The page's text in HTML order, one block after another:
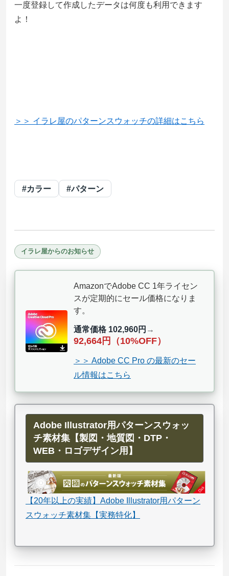
一度登録して作成したデータは何度も利用できます
よ！
＞＞ イラレ屋のパターンスウォッチの詳細はこちら
#カラー #パターン
イラレ屋からのお知らせ
AmazonでAdobe CC 1年ライセン
スが定期的にセール価格になりま
す。
通常価格 102,960円 →
92,664円（10%OFF）
＞＞ Adobe CC Pro の最新のセー
ル情報はこちら
Adobe Illustrator用パターンスウォッ
チ素材集【製図・地質図・DTP・
WEB・ロゴデザイン用】
【20年以上の実績】Adobe Illustrator用パターン
スウォッチ素材集【実務特化】